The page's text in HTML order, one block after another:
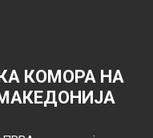
КОМОРА НА